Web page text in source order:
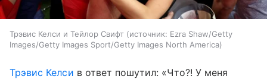
Трэвис Келси и Тейлор Свифт источник: Ezra Shaw/Getty
Images/Getty Images Sport/Getty Images North America
Трэвис Келси в ответ пошутил: «Что?! У меня